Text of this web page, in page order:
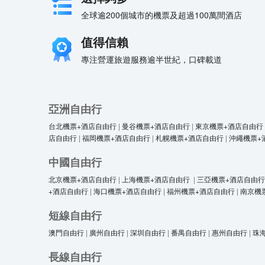
全球逾200個城市的機票及超過100萬間酒店
值得信賴
專注營運旅遊服務逾半世紀，口碑載道
亞洲自由行
台北機票+酒店自由行 | 曼谷機票+酒店自由行 | 東京機票+酒店自由行
店自由行 | 福岡機票+酒店自由行 | 札幌機票+酒店自由行 | 沖繩機票+
中國自由行
北京機票+酒店自由行 | 上海機票+酒店自由行 | 三亞機票+酒店自由行
+酒店自由行 | 海口機票+酒店自由行 | 福州機票+酒店自由行 | 南京機
短線自由行
澳門自由行 | 廣州自由行 | 深圳自由行 | 番禺自由行 | 惠州自由行 | 珠
長線自由行